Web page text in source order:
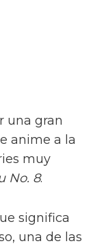
una gran
anime a la
muy
No. 8.
significa
una de las